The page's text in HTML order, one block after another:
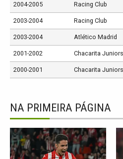
2004-2005 Racing Club
2003-2004 Racing Club
2003-2004 Atlético Madrid
2001-2002 Chacarita Juniors
2000-2001 Chacarita Juniors
NA PRIMEIRA PÁGINA